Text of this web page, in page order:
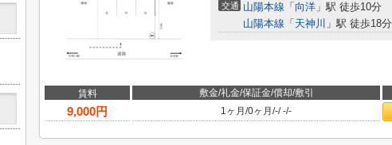
交通 山陽本線 「 向洋 」駅 徒歩10分
山陽本線 「 天神川 」駅 徒歩18分
賃料 敷金/礼金/保証金/償却/敷引
9,000円 1ヶ月 /0ヶ月 /-/-/-